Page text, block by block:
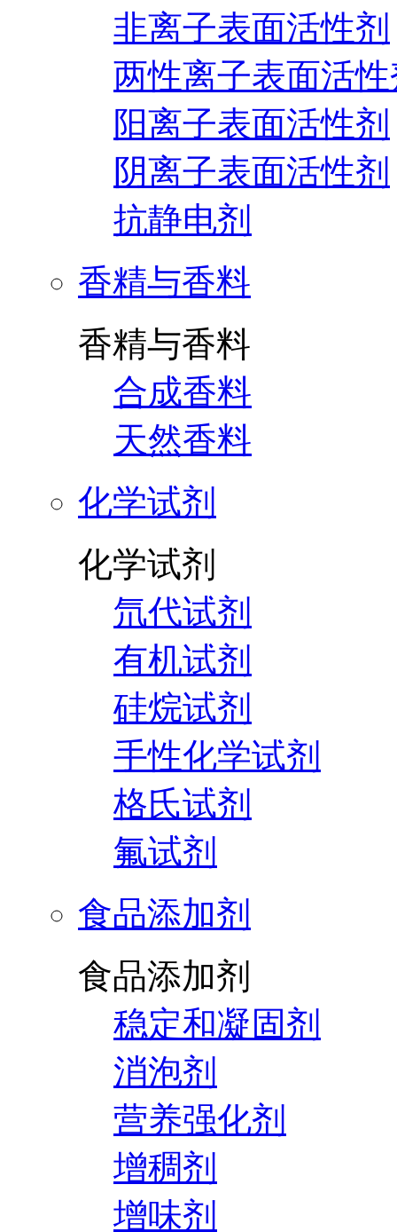
非离子表面活性剂
两性离子表面活
阳离子表面活性剂
阴离子表面活性剂
抗静电剂
香精与香料
香精与香料
合成香料
天然香料
化学试剂
化学试剂
氘代试剂
有机试剂
硅烷试剂
手性化学试剂
格氏试剂
氟试剂
食品添加剂
食品添加剂
稳定和凝固剂
消泡剂
营养强化剂
增稠剂
增味剂